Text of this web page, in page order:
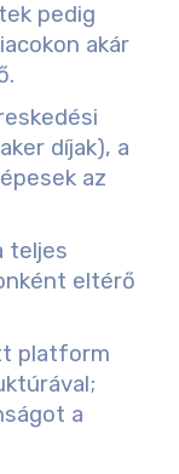
pedig
akár
díjak), a
az
teljes
eltérő
platform
a